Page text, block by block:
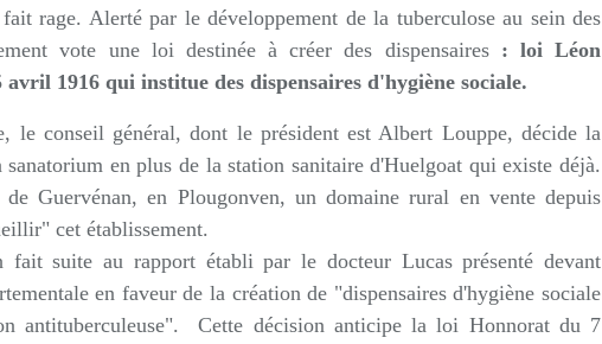
rage. Alerté par le développement de la tuberculose au sein des
vote une loi destinée à créer des dispensaires: loi Léon
avril 1916 qui institue des dispensaires d'hygiène sociale.
le conseil général, dont le président est Albert Louppe, décide la
en plus de la station sanitaire d'Huelgoat qui existe déjà.
Guervénan, en Plougonven, un domaine rural en vente depuis
cet établissement.
fait suite au rapport établi par le docteur Lucas présenté devant
en faveur de la création de "dispensaires d'hygiène sociale
antituberculeuse". Cette décision anticipe la loi Honnorat du 7